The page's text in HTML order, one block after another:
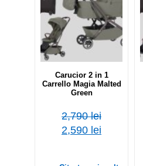
Carucior 2 in 1
Carrello Magia Malted
Green
2,790lei
2,590 lei